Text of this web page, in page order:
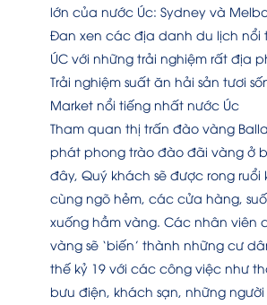
lớn của nước Úc: Sydney và
Đan xen các địa danh du lịch nổi
ÚC với những trải nghiệm rất địa
Trải nghiệm suất ăn hải sản tươi
Market nổi tiếng nhất nước Úc
Tham quan thị trấn đào vàng
phát phong trào đào đãi vàng ở
đây, Quý khách sẽ được rong
cùng ngõ hẻm, các cửa hàng,
xuống hầm vàng. Các nhân viên
vàng sẽ ‘biến’ thành những cư
thế kỷ 19 với các công việc như
bưu điện, khách sạn, những